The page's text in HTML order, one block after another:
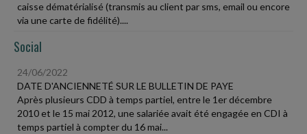
caisse dématérialisé (transmis au client par sms, email ou encore
via une carte de fidélité)....
Social
24/06/2022
DATE D'ANCIENNETÉ SUR LE BULLETIN DE PAYE
Après plusieurs CDD à temps partiel, entre le 1er décembre
2010 et le 15 mai 2012, une salariée avait été engagée en CDI à
temps partiel à compter du 16 mai...